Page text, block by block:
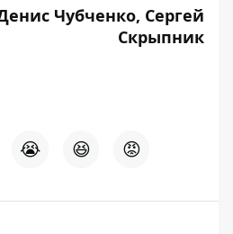
Чубченко, Сергей
Скрыпник
😭 😆 😡